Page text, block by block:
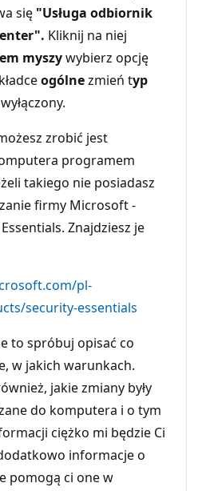
się "Usługa odbiornik
Kliknij na niej
myszywybierz opcję
ogólnezmień typ
zrobić jest
programem
takiego nie posiadasz
firmy Microsoft -
Znajdziesz je
pl-
security-essentials
to spróbuj opisać co
w jakich warunkach.
jakie zmiany były
do komputera i o tym
ciężko mi będzie Ci
informacje o
pomogą ci one w